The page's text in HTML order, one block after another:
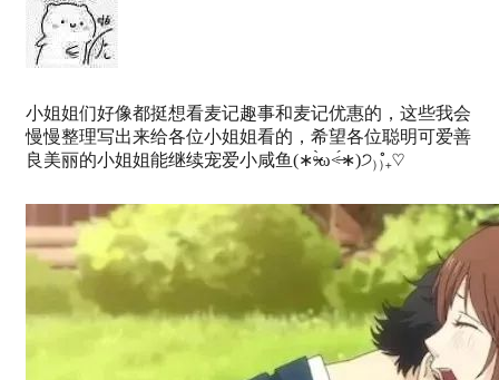
小姐姐们好像都挺想看麦记趣事和麦记优惠的，这些我会
慢慢整理写出来给各位小姐姐看的，希望各位聪明可爱善
良美丽的小姐姐能继续宠爱小咸鱼(∗ᵒ̶̶̷̀ω˂̶́∗)੭₎₎̊₊♡